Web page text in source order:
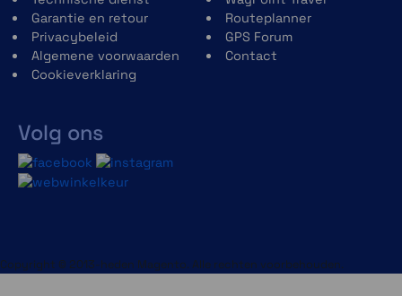
Openfietsmap
Garantie en retour
Privacybeleid
Algemene voorwaarden
Cookieverklaring
Volg ons
Routeplanner
GPS Forum
Contact
Copyright © 2013-heden Magento. Alle rechten voorbehouden.